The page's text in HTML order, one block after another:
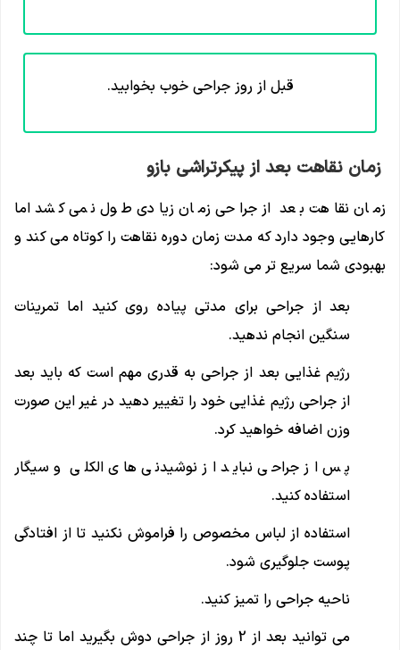
قبل از روز جراحی خوب بخوابید.
زمان نقاهت بعد از پیکرتراشی بازو
زمان نقاهت بعد از جراحی زمان زیادی طول نمی کشد اما
کارهایی وجود دارد که مدت زمان دوره نقاهت را کوتاه می کند و
بهبودی شما سریع تر می شود:
بعد از جراحی برای مدتی پیاده روی کنید اما تمرینات
سنگین انجام ندهید.
رژیم غذایی بعد از جراحی به قدری مهم است که باید بعد
از جراحی رژیم غذایی خود را تغییر دهید در غیر این صورت
وزن اضافه خواهید کرد.
پس از جراحی نباید از نوشیدنی های الکلی و سیگار
استفاده کنید.
استفاده از لباس مخصوص را فراموش نکنید تا از افتادگی
پوست جلوگیری شود.
ناحیه جراحی را تمیز کنید.
می توانید بعد از 2 روز از جراحی دوش بگیرید اما تا چند